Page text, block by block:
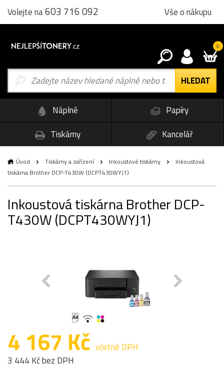
Volejte na603 716 092 Vše o nákupu
0
Náplně
Papíry
Tiskárny
Kancelář
Úvod Tiskárny a zařízení Inkoustové tiskárny
Inkoustová
tiskárna Brother DCP-T430W (DCPT430WYJ1)
Inkoustová tiskárna Brother DCP-
T430W (DCPT430WYJ1)
4 167 Kč včetně DPH
3 444 Kč bez DPH